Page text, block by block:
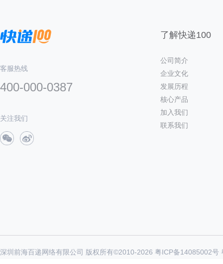
客服热线
400-000-0387
关注我们
了解快递100
公司简介
企业文化
发展历程
核心产品
加入我们
联系我们
深圳前海百递网络有限公司 版权所有©2010-2026 粤ICP备14085002号